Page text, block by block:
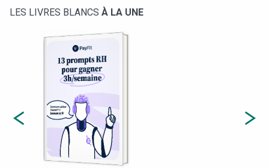
LES LIVRES BLANCS À LA UNE